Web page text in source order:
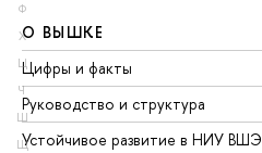
Ф
Х
Ц
Ч
Ш
Щ
О ВЫШКЕ
Цифры и факты
Руководство и структура
Устойчивое развитие в НИУ ВШЭ